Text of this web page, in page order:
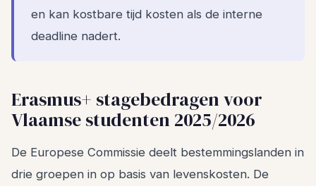
en kan kostbare tijd kosten als de interne
deadline nadert.
Erasmus+ stagebedragen voor
Vlaamse studenten 2025/2026
De Europese Commissie deelt bestemmingslanden in
drie groepen in op basis van levenskosten. De